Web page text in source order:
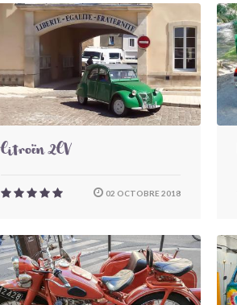
Citroën 2CV
02 OCTOBRE 2018